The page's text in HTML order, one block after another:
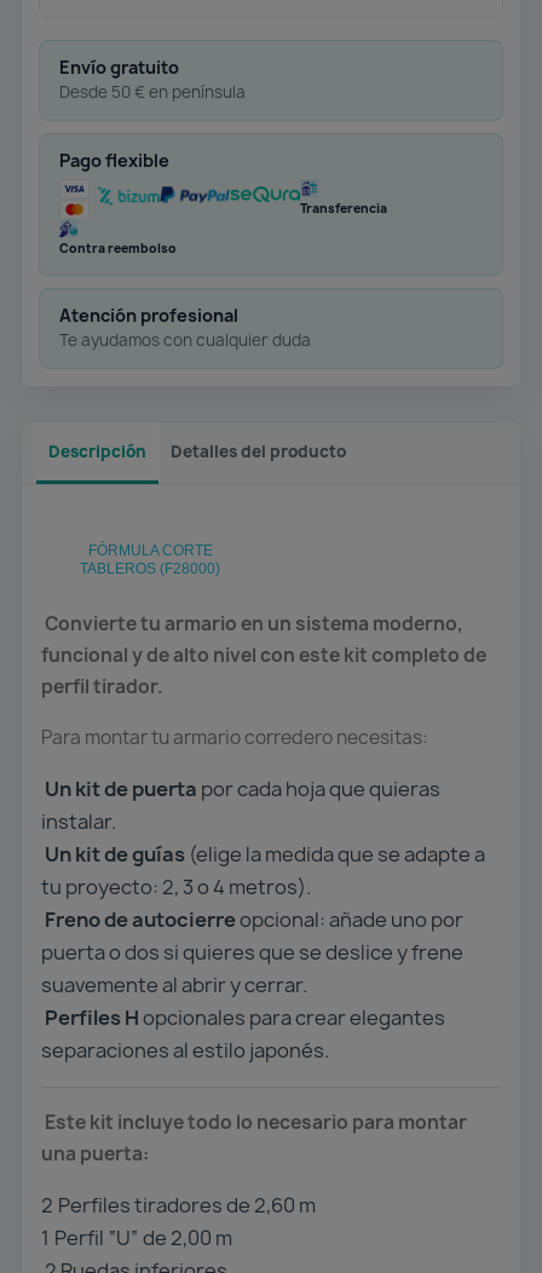
Envío gratuito
Desde 50 € en península
Pago flexible
Transferencia
Contra reembolso
Atención profesional
Te ayudamos con cualquier duda
Descripción Detalles del producto
FÓRMULA CORTE
TABLEROS (F28000)
Convierte tu armario en un sistema moderno,
funcional y de alto nivel con este kit completo de
perfil tirador.
Para montar tu armario corredero necesitas:
Un kit de puerta por cada hoja que quieras
instalar.
Un kit de guías (elige la medida que se adapte a
tu proyecto: 2, 3 o 4 metros).
Freno de autocierreopcional: añade uno por
puerta o dos si quieres que se deslice y frene
suavemente al abrir y cerrar.
Perfiles Hopcionales para crear elegantes
separaciones al estilo japonés.
Este kit incluye todo lo necesario para montar
una puerta:
2️ Perfiles tiradores de 2,60 m
1️ Perfil “U” de 2,00 m